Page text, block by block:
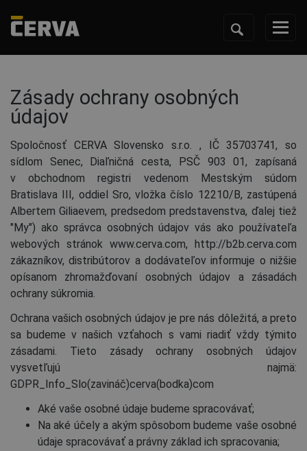
Zásady ochrany osobných
údajov
Spoločnosť CERVA Slovensko s.r.o. , IČ 35703741, so
sídlom Senec, Diaľničná cesta, PSČ 903 01, zapísaná
v obchodnom registri vedenom Mestským súdom
Bratislava III, oddiel Sro, vložka číslo 12210/B, zastúpená
Albertem Giliaevem, predsedom predstavenstva, ďalej tiež
"My") ako správca osobných údajov vás ako používateľa
webových stránok www.cerva.com, http://b2b.cerva.com
zákazníkov, distribútorov a dodávateľov informuje o nižšie
opísanom zhromažďovaní osobných údajov a zásadách
ochrany súkromia.
Ochrana vašich osobných údajov je pre nás dôležitá, a preto
sa budeme v našich vzťahoch s vami riadiť vždy týmito
zásadami. Tieto zásady ochrany osobných údajov
vysvetľujú najmä:
GDPR_Info_Slo(zavináč)cerva(bodka)com
Aké vaše osobné údaje budeme spracovávať;
Na aké účely a akým spôsobom budeme vaše osobné
údaje spracovávať a právny základ ich spracovania;